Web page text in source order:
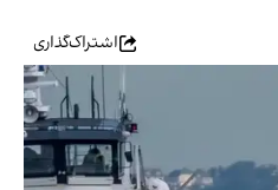
اشتراک‌گذاری